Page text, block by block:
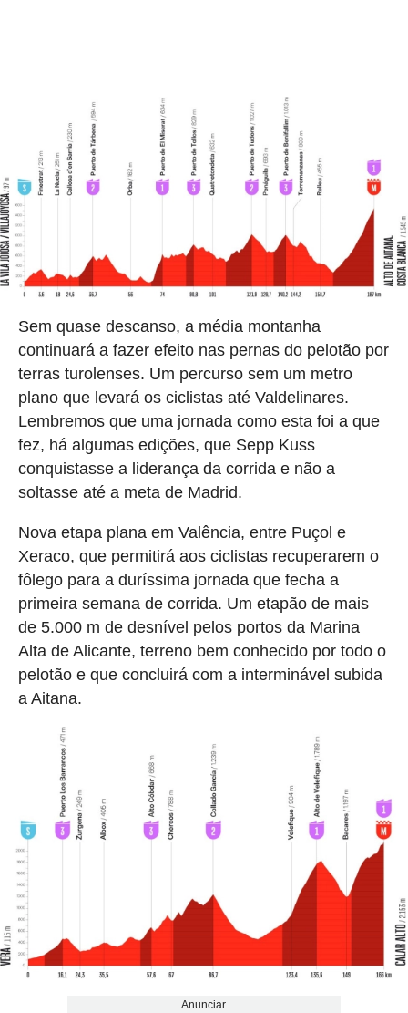
Sem quase descanso, a média montanha
continuará a fazer efeito nas pernas do pelotão por
terras turolenses. Um percurso sem um metro
plano que levará os ciclistas até Valdelinares.
Lembremos que uma jornada como esta foi a que
fez, há algumas edições, que Sepp Kuss
conquistasse a liderança da corrida e não a
soltasse até a meta de Madrid.
Nova etapa plana em Valência, entre Puçol e
Xeraco, que permitirá aos ciclistas recuperarem o
fôlego para a duríssima jornada que fecha a
primeira semana de corrida. Um etapão de mais
de 5.000 m de desnível pelos portos da Marina
Alta de Alicante, terreno bem conhecido por todo o
pelotão e que concluirá com a interminável subida
a Aitana.
Anunciar